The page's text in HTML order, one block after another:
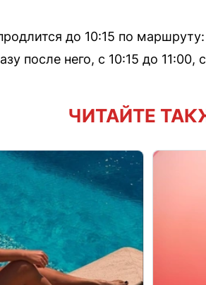
до 10:15 по
после него, с 10:15 до 11:00,
ЧИТАЙТЕ